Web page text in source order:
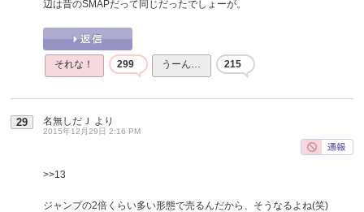
辺は昔のSMAPだって同じだったでしょーが。
それな！ 299 うーん… 215
29 名無しだＪ より
2015年12月29日 2:16 PM
>>13
ジャンプの2倍くらい多い形態で売るんだから、そうなるよね(笑)